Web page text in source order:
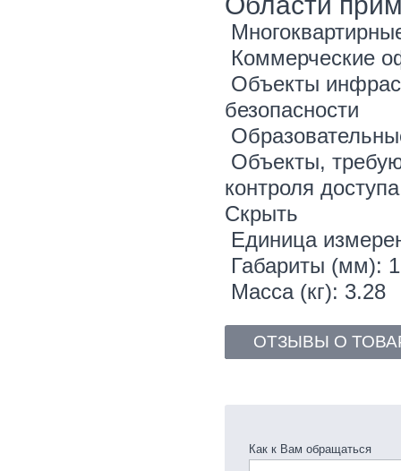
Коммерческие
Объекты
безопасности
Объекты,
контроля доступа
Скрыть
Единица
Габариты (мм):
Масса (кг): 3.28
ОТЗЫВЫ О
Как к Вам обращаться